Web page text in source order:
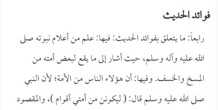
فوائد الحديث
رابعاً: ما يتعلق بفوائد الحديث: فيها: علم من أعلام نبوته صلى
الله عليه وآله وسلم، حيث أشار إلى ما يقع لبعض أمته من
المسخ والخسف. وفيها: أن هؤلاء الناس من الأمة؛ لأن النبي
صلى الله عليه وسلم قال: (ليكونن من أمتي أقوام )، والمقصود